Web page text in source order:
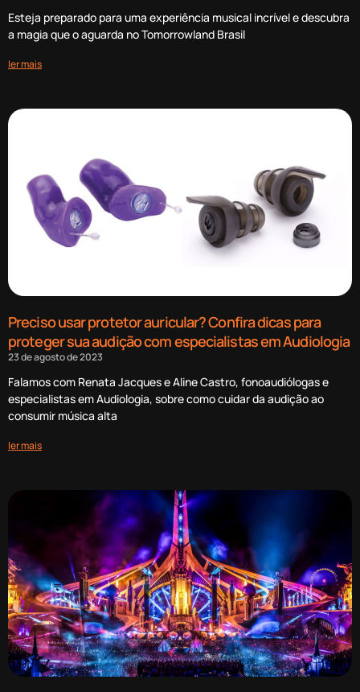
Esteja preparado para uma experiência musical incrível e descubra
a magia que o aguarda no Tomorrowland Brasil
ler mais
Preciso usar protetor auricular? Confira dicas para
proteger sua audição com especialistas em Audiologia
23 de agosto de 2023
Falamos com Renata Jacques e Aline Castro, fonoaudiólogas e
especialistas em Audiologia, sobre como cuidar da audição ao
consumir música alta
ler mais